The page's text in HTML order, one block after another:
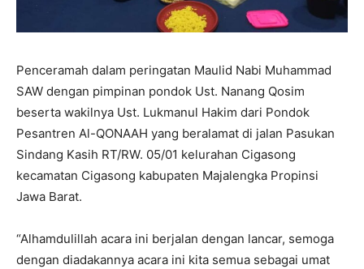
Penceramah dalam peringatan Maulid Nabi Muhammad
SAW dengan pimpinan pondok Ust. Nanang Qosim
beserta wakilnya Ust. Lukmanul Hakim dari Pondok
Pesantren Al-QONAAH yang beralamat di jalan Pasukan
Sindang Kasih RT/RW. 05/01 kelurahan Cigasong
kecamatan Cigasong kabupaten Majalengka Propinsi
Jawa Barat.
“Alhamdulillah acara ini berjalan dengan lancar, semoga
dengan diadakannya acara ini kita semua sebagai umat